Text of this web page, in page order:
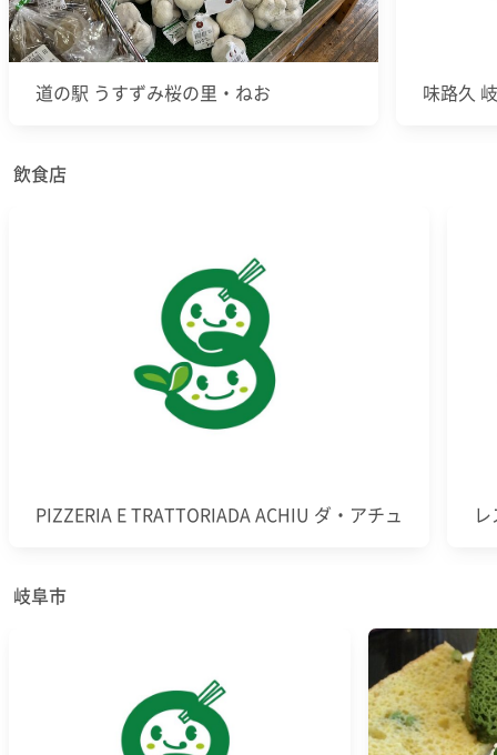
道の駅 うすずみ桜の里・ねお 味路久
飲食店
PIZZERIA E TRATTORIADA ACHIU ダ・アチュ
岐阜市